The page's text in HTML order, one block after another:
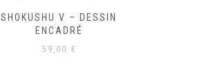
SHOKUSHU VI – DESSIN
ENCADRÉ
59,00 €